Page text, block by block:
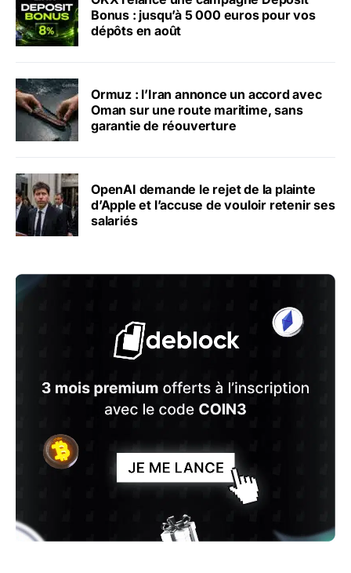
Bonus : jusqu’à 5 000 euros pour vos
dépôts en août
Ormuz : l’Iran annonce un accord avec
Oman sur une route maritime, sans
garantie de réouverture
OpenAI demande le rejet de la plainte
d’Apple et l’accuse de vouloir retenir ses
salariés